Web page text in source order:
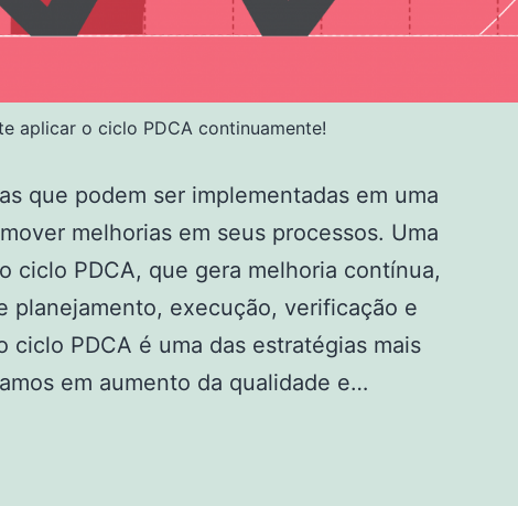
aplicar o ciclo PDCA continuamente!
que podem ser implementadas em uma
melhorias em seus processos. Uma
ciclo PDCA, que gera melhoria contínua,
planejamento, execução, verificação e
PDCA é uma das estratégias mais
em aumento da qualidade e…